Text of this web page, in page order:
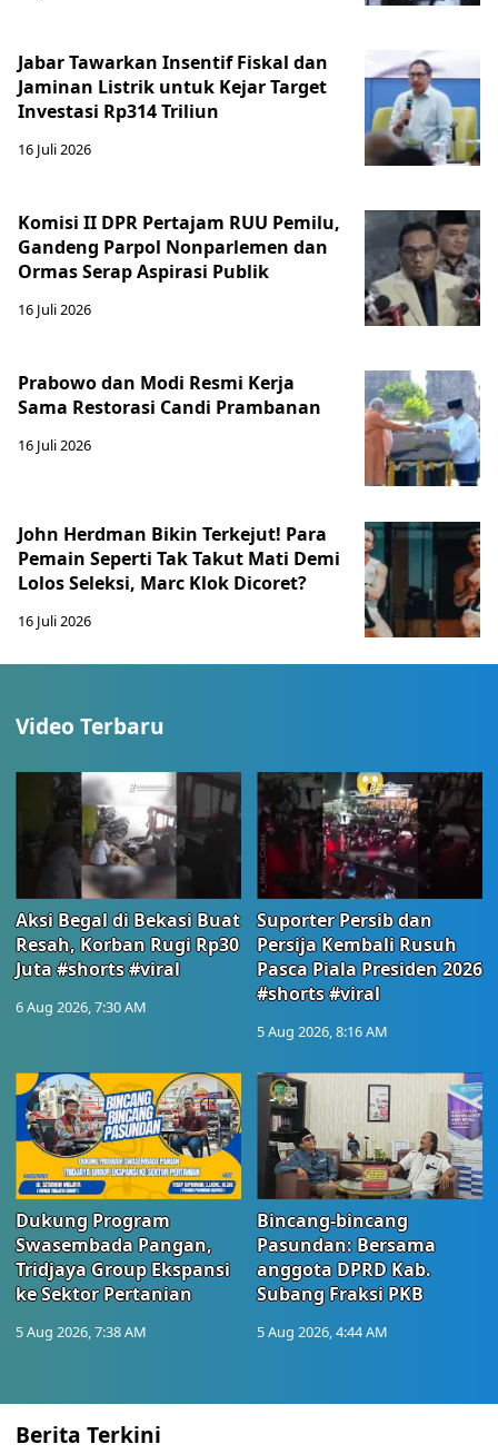
Jabar Tawarkan Insentif Fiskal dan
Jaminan Listrik untuk Kejar Target
Investasi Rp314 Triliun
16 Juli 2026
Komisi II DPR Pertajam RUU Pemilu,
Gandeng Parpol Nonparlemen dan
Ormas Serap Aspirasi Publik
16 Juli 2026
Prabowo dan Modi Resmi Kerja
Sama Restorasi Candi Prambanan
16 Juli 2026
John Herdman Bikin Terkejut! Para
Pemain Seperti Tak Takut Mati Demi
Lolos Seleksi, Marc Klok Dicoret?
16 Juli 2026
Video Terbaru
Aksi Begal di Bekasi Buat
Resah, Korban Rugi Rp30
Juta #shorts #viral
6 Aug 2026, 7:30 AM
Suporter Persib dan
Persija Kembali Rusuh
Pasca Piala Presiden 2026
#shorts #viral
5 Aug 2026, 8:16 AM
Dukung Program
Swasembada Pangan,
Tridjaya Group Ekspansi
ke Sektor Pertanian
5 Aug 2026, 7:38 AM
Bincang-bincang
Pasundan: Bersama
anggota DPRD Kab.
Subang Fraksi PKB
5 Aug 2026, 4:44 AM
Berita Terkini